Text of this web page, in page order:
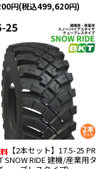
円(税込499,620円)
【2本セット】17.5-25 PR
SNOW RIDE 建機/産業用タ